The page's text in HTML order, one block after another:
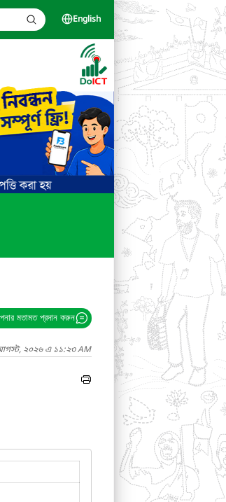
English
মতামত প্রদান করুন
আগস্ট, ২০২৬ এ ১১:২৩ AM